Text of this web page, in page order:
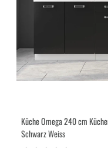
Küche Omega 240 cm
Schwarz Weiss